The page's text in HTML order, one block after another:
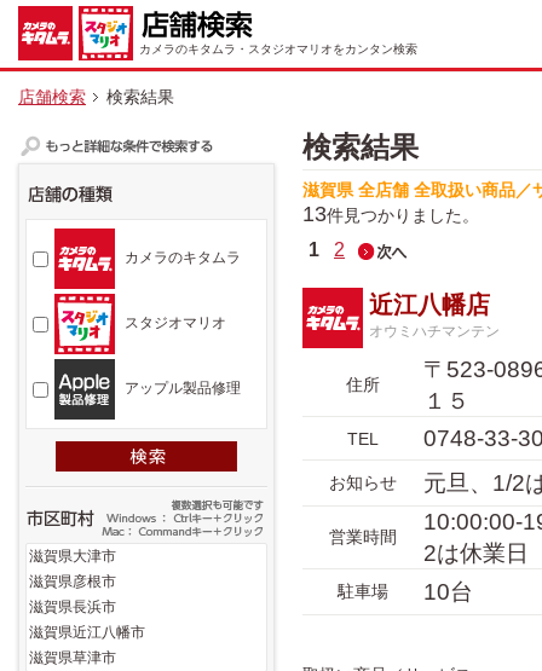
カメラのキタムラ・スタジオマリオをカンタン検索
店舗検索 検索結果
検索結果
滋賀県 全店舗 全取扱い商品／
13件見つかりました。
1 2
近江八幡店
オウミハチマンテン
住所
〒523-
１５
TEL 0748-33-
お知らせ 元旦、1/2
営業時間
10:00:00-
2は休業日
駐車場 10台
カメラのキタムラ
スタジオマリオ
アップル製品修理